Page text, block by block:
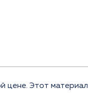
цене. Этот материал